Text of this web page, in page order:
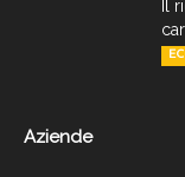
Il
Aziende